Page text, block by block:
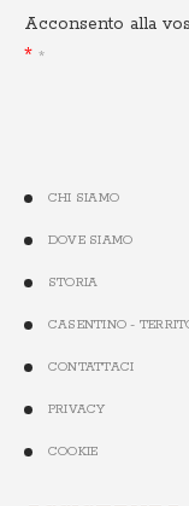
Acconsento alla
CHI SIAMO
DOVE SIAMO
STORIA
CASENTINO -
CONTATTACI
PRIVACY
COOKIE